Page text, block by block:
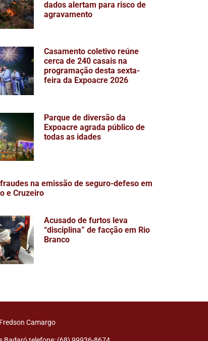
dados alertam para risco de
agravamento
Casamento coletivo reúne
cerca de 240 casais na
programação desta sexta-
feira da Expoacre 2026
Parque de diversão da
Expoacre agrada público de
todas as idades
na emissão de seguro-defeso em
e Cruzeiro
Acusado de furtos leva
“disciplina” de facção em Rio
Branco
Camargo